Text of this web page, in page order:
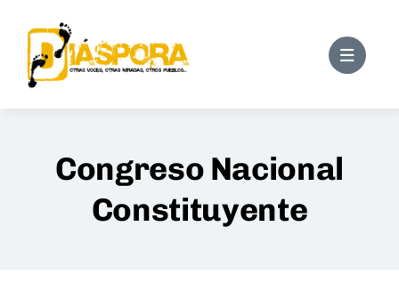
contenido
Congreso Nacional
Constituyente